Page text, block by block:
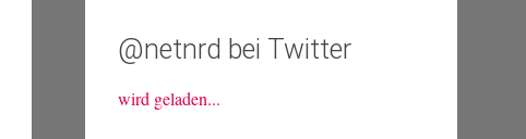
@netnrd bei Twitter
wird geladen...